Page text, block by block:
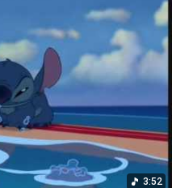
3:52